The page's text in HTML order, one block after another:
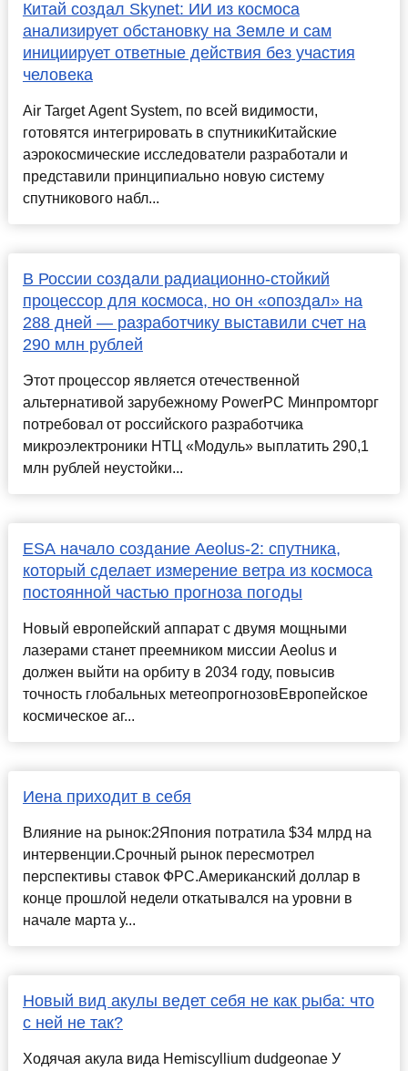
Китай создал Skynet: ИИ из космоса
анализирует обстановку на Земле и сам
инициирует ответные действия без участия
человека
Air Target Agent System, по всей видимости,
готовятся интегрировать в спутникиКитайские
аэрокосмические исследователи разработали и
представили принципиально новую систему
спутникового набл...
В России создали радиационно-стойкий
процессор для космоса, но он «опоздал» на
288 дней — разработчику выставили счет на
290 млн рублей
Этот процессор является отечественной
альтернативой зарубежному PowerPC Минпромторг
потребовал от российского разработчика
микроэлектроники НТЦ «Модуль» выплатить 290,1
млн рублей неустойки...
ESA начало создание Aeolus-2: спутника,
который сделает измерение ветра из космоса
постоянной частью прогноза погоды
Новый европейский аппарат с двумя мощными
лазерами станет преемником миссии Aeolus и
должен выйти на орбиту в 2034 году, повысив
точность глобальных метеопрогнозовЕвропейское
космическое аг...
Иена приходит в себя
Влияние на рынок:2Япония потратила $34 млрд на
интервенции.Срочный рынок пересмотрел
перспективы ставок ФРС.Американский доллар в
конце прошлой недели откатывался на уровни в
начале марта у...
Новый вид акулы ведет себя не как рыба: что
с ней не так?
Ходячая акула вида Hemiscyllium dudgeonae У